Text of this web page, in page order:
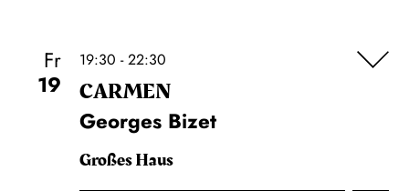
Fr
19
19:30 - 22:30
CARMEN
Georges Bizet
Großes Haus